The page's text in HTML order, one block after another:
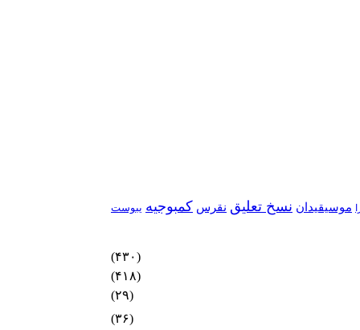
موسیقیدان نسخ تعلیق نقرس کمبوجیه یبوست
(۴۳۰)
(۴۱۸)
(۲۹)
(۳۶)